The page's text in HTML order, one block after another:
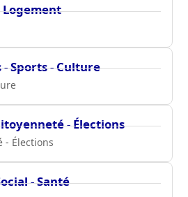
Logement
- Sports - Culture
- Élections
- Élections
- Santé